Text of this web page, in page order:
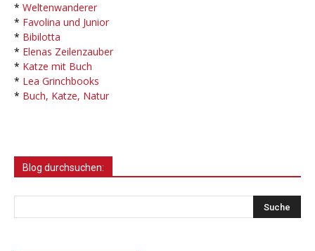
* Weltenwanderer
* Favolina und Junior
* Bibilotta
* Elenas Zeilenzauber
* Katze mit Buch
* Lea Grinchbooks
* Buch, Katze, Natur
Blog durchsuchen: